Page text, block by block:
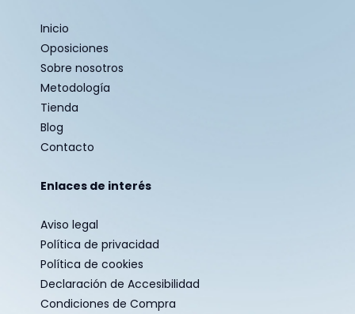
Inicio
Oposiciones
Sobre nosotros
Metodología
Tienda
Blog
Contacto
Enlaces de interés
Aviso legal
Política de privacidad
Política de cookies
Declaración de Accesibilidad
Condiciones de Compra